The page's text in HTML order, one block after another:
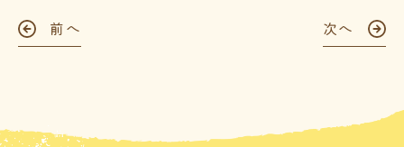
前へ 次へ